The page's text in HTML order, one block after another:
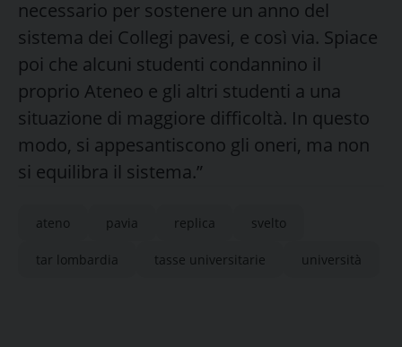
necessario per sostenere un anno del
sistema dei Collegi pavesi, e così via. Spiace
poi che alcuni studenti condannino il
proprio Ateneo e gli altri studenti a una
situazione di maggiore difficoltà. In questo
modo, si appesantiscono gli oneri, ma non
si equilibra il sistema.”
ateno pavia replica svelto
tar lombardia tasse universitarie università